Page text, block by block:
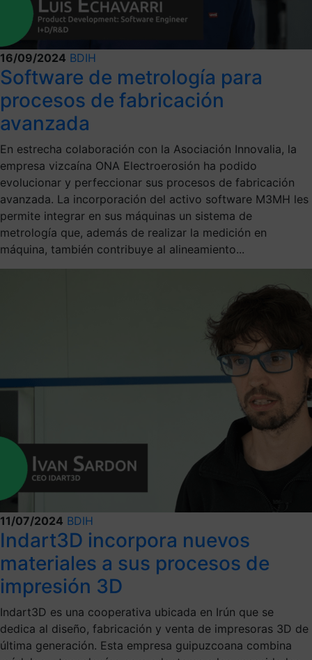
16/09/2024 BDIH
Software de metrología para
procesos de fabricación
avanzada
En estrecha colaboración con la Asociación Innovalia, la
empresa vizcaína ONA Electroerosión ha podido
evolucionar y perfeccionar sus procesos de fabricación
avanzada. La incorporación del activo software M3MH les
permite integrar en sus máquinas un sistema de
metrología que, además de realizar la medición en
máquina, también contribuye al alineamiento...
11/07/2024 BDIH
Indart3D incorpora nuevos
materiales a sus procesos de
impresión 3D
Indart3D es una cooperativa ubicada en Irún que se
dedica al diseño, fabricación y venta de impresoras 3D de
última generación. Esta empresa guipuzcoana combina